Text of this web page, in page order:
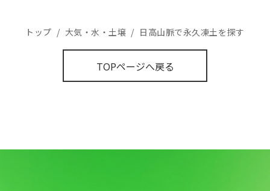
トップ / 大気・水・土壌 / 日高山脈で永久凍土を探す
TOPページへ戻る